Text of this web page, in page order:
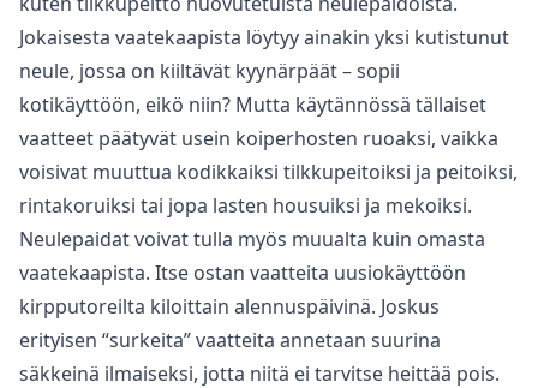
Jokaisesta vaatekaapista löytyy ainakin yksi kutistunut
neule, jossa on kiiltävät kyynärpäät – sopii
kotikäyttöön, eikö niin? Mutta käytännössä tällaiset
vaatteet päätyvät usein koiperhosten ruoaksi, vaikka
voisivat muuttua kodikkaiksi tilkkupeitoiksi ja peitoiksi,
rintakoruiksi tai jopa lasten housuiksi ja mekoiksi.
Neulepaidat voivat tulla myös muualta kuin omasta
vaatekaapista. Itse ostan vaatteita uusiokäyttöön
kirpputoreilta kiloittain alennuspäivinä. Joskus
erityisen “surkeita” vaatteita annetaan suurina
säkkeinä ilmaiseksi, jotta niitä ei tarvitse heittää pois.